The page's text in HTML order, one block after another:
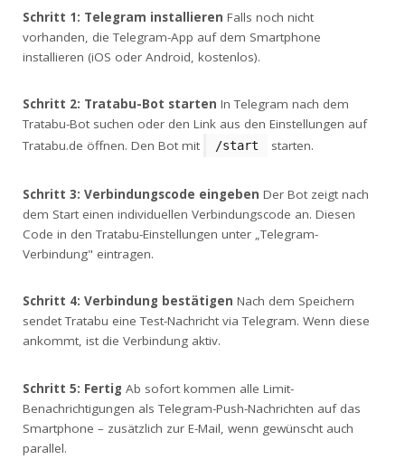
Schritt 1: Telegram installieren Falls noch nicht
vorhanden, die Telegram-App auf dem Smartphone
installieren (iOS oder Android, kostenlos).
Schritt 2: Tratabu-Bot starten In Telegram nach dem
Tratabu-Bot suchen oder den Link aus den Einstellungen auf
Tratabu.de öffnen. Den Bot mit
/start starten.
Schritt 3: Verbindungscode eingeben Der Bot zeigt nach
dem Start einen individuellen Verbindungscode an. Diesen
Code in den Tratabu-Einstellungen unter „Telegram-
Verbindung" eintragen.
Schritt 4: Verbindung bestätigen Nach dem Speichern
sendet Tratabu eine Test-Nachricht via Telegram. Wenn diese
ankommt, ist die Verbindung aktiv.
Schritt 5: Fertig Ab sofort kommen alle Limit-
Benachrichtigungen als Telegram-Push-Nachrichten auf das
Smartphone – zusätzlich zur E-Mail, wenn gewünscht auch
parallel.